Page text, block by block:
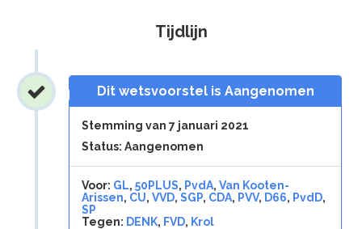
Tijdlijn
Dit wetsvoorstel is Aangenomen
Stemming van 7 januari 2021
Status: Aangenomen
Voor: GL,50PLUS, PvdA,Van Kooten-
Arissen, CU,VVD,SGP, CDA, PVV, D66, PvdD,
SP
Tegen: DENK, FVD, Krol